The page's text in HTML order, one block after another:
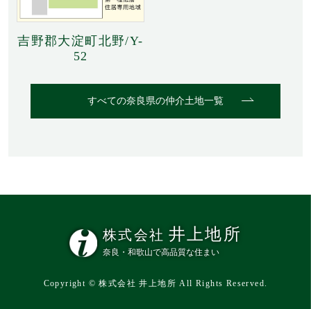
吉野郡大淀町北野/Y-
52
すべての奈良県の仲介土地一覧
株式会社 井上地所
奈良・和歌山で高品質な住まい
Copyright © 株式会社 井上地所 All Rights Reserved.